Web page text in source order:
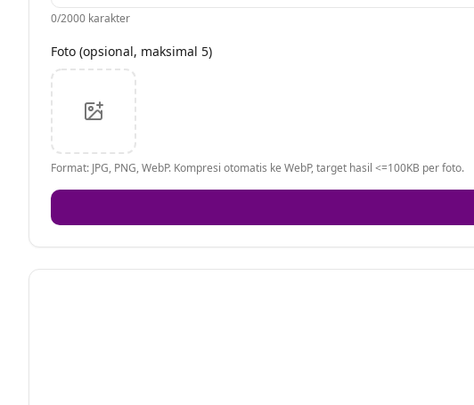
0/2000 karakter
Foto (opsional, maksimal 5)
Format: JPG, PNG, WebP. Kompresi otomatis ke WebP, target hasil <=100KB per foto.